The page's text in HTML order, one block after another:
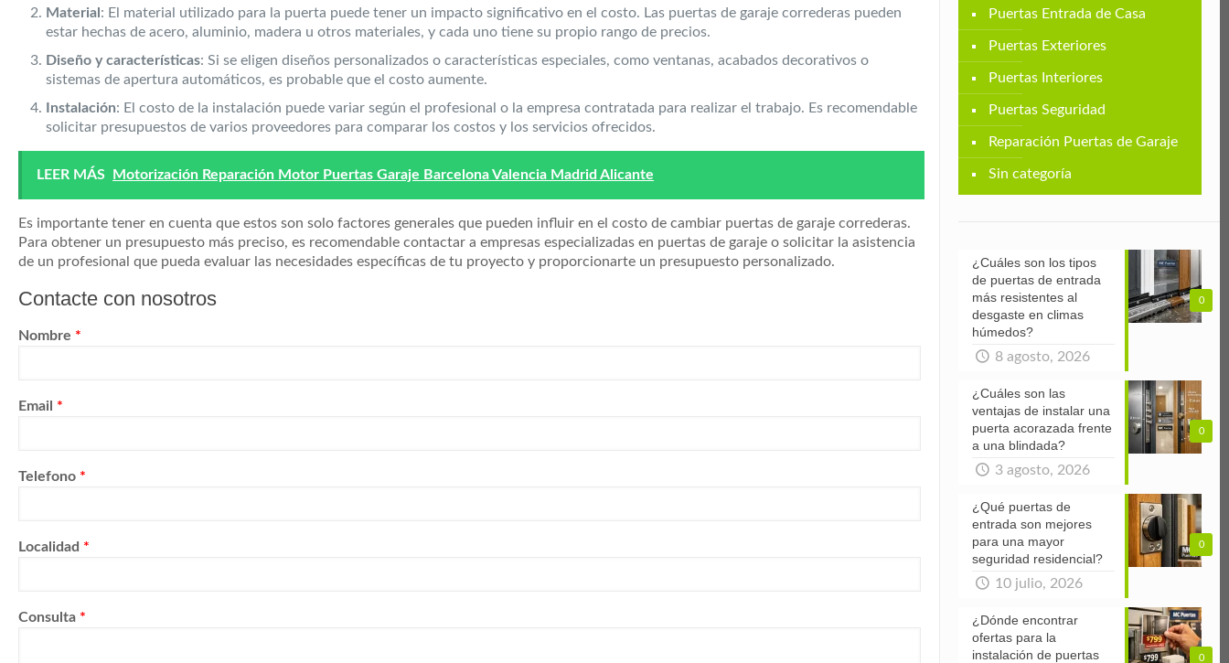
Material : El material utilizado para la puerta puede tener un impacto significativo en el costo. Las puertas de garaje correderas pueden
estar hechas de acero, aluminio, madera u otros materiales, y cada uno tiene su propio rango de precios.
Diseño y características: Si se eligen diseños personalizados o características especiales, como ventanas, acabados decorativos o
sistemas de apertura automáticos, es probable que el costo aumente.
Instalación: El costo de la instalación puede variar según el profesional o la empresa contratada para realizar el trabajo. Es recomendable
solicitar presupuestos de varios proveedores para comparar los costos y los servicios ofrecidos.
LEER MÁS Motorización Reparación Motor Puertas Garaje Barcelona Valencia Madrid Alicante
Es importante tener en cuenta que estos son solo factores generales que pueden influir en el costo de cambiar puertas de garaje correderas.
Para obtener un presupuesto más preciso, es recomendable contactar a empresas especializadas en puertas de garaje o solicitar la asistencia
de un profesional que pueda evaluar las necesidades específicas de tu proyecto y proporcionarte un presupuesto personalizado.
Contacte con nosotros
Nombre *
Email *
Telefono *
Localidad *
Consulta *
Puertas Entrada de Casa
Puertas Exteriores
Puertas Interiores
Puertas Seguridad
Reparación Puertas de Garaje
Sin categoría
0
¿Cuáles son los tipos
de puertas de entrada
más resistentes al
desgaste en climas
húmedos?
8 agosto, 2026
0
¿Cuáles son las
ventajas de instalar una
puerta acorazada frente
a una blindada?
3 agosto, 2026
0
¿Qué puertas de
entrada son mejores
para una mayor
seguridad residencial?
10 julio, 2026
0
¿Dónde encontrar
ofertas para la
instalación de puertas